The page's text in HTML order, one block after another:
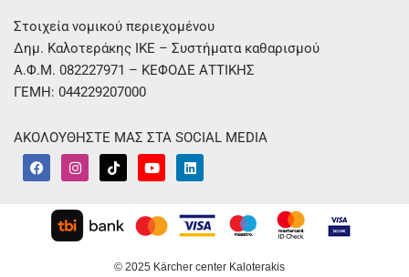
Στοιχεία νομικού περιεχομένου
Δημ. Καλοτεράκης ΙΚΕ – Συστήματα καθαρισμού
Α.Φ.Μ. 082227971 – ΚΕΦΟΔΕ ΑΤΤΙΚΗΣ
ΓΕΜΗ: 044229207000
ΑΚΟΛΟΥΘΗΣΤΕ ΜΑΣ ΣΤΑ SOCIAL MEDIA
F
a
c
I
n
s
a
g
r
T
i
k
k
Y
o
u
u
b
e
L
i
n
e
d
i
© 2025 Kärcher center Kaloterakis